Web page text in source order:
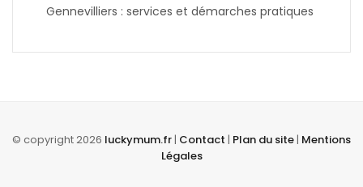
Gennevilliers : services et démarches pratiques
© copyright 2026 luckymum.fr| Contact | Plan du site| Mentions
Légales